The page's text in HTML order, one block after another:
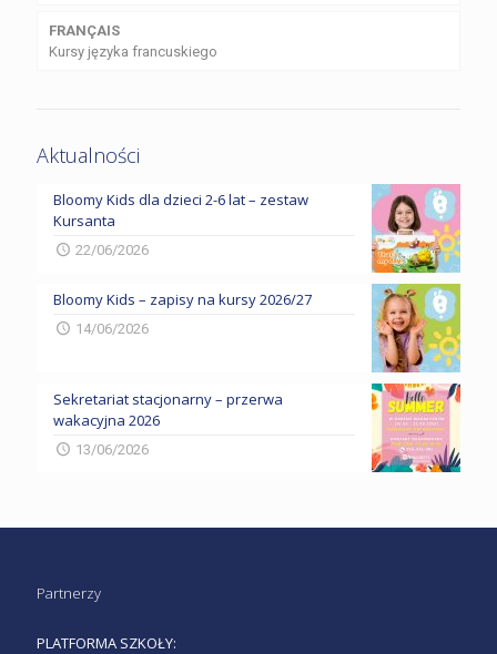
FRANÇAIS
Kursy języka francuskiego
Aktualności
Bloomy Kids dla dzieci 2-6 lat – zestaw
Kursanta
22/06/2026
Bloomy Kids – zapisy na kursy 2026/27
14/06/2026
Sekretariat stacjonarny – przerwa
wakacyjna 2026
13/06/2026
Partnerzy
PLATFORMA SZKOŁY: